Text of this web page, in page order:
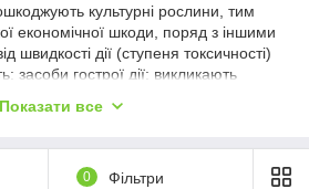
культурні рослини, тим
економічної шкоди, поряд з іншими
швидкості дії (ступеня токсичності)
засоби гострої дії: викликають
підгострої та хронічної дії: досить
Показати все
0 Фільтри